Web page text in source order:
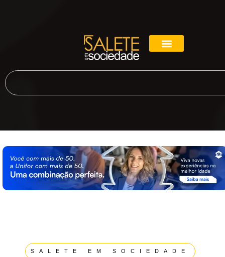
SALETE EM SOCIEDADE